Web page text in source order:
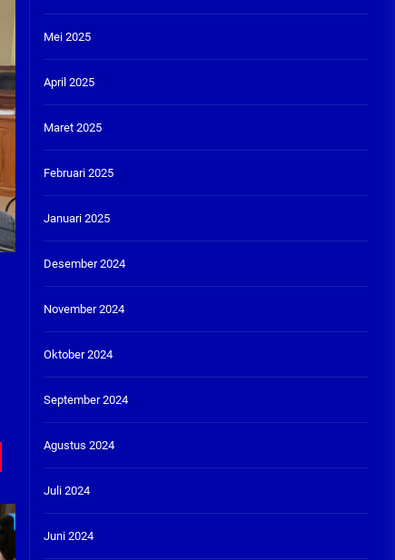
Mei 2025
April 2025
Maret 2025
Februari 2025
Januari 2025
Desember 2024
November 2024
Oktober 2024
September 2024
Agustus 2024
Juli 2024
Juni 2024